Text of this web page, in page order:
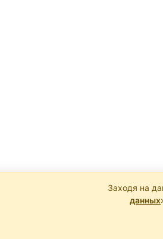
Заходя на
данных